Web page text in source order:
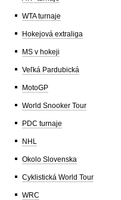
WTA turnaje
Hokejová extraliga
MS v hokeji
Veľká Pardubická
MotoGP
World Snooker Tour
PDC turnaje
NHL
Okolo Slovenska
Cyklistická World Tour
WRC